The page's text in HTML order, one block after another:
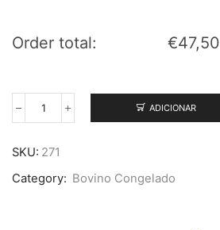
Order total: €47,50
Quantidade
Picanha
Bovino
ADICIONAR
SKU: 271
Category: Bovino Congelado